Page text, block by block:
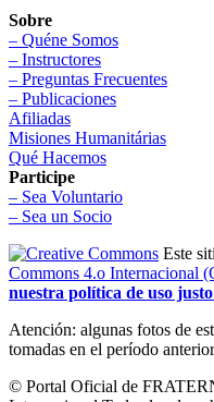
Sobre
– Quéne Somos
– Instructores
– Preguntas Frecuentes
– Publicaciones
Afiliadas
Misiones Humanitárias
Qué Hacemos
Participe
– Sea Voluntario
– Sea un Socio
Este
Commons 4.o Internacional
nuestra política de uso
Atención: algunas fotos de
tomadas en el período
© Portal Oficial de